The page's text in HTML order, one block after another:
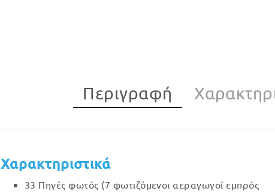
Περιγραφή
Χαρακτηριστικά
33 Πηγές φωτός (7 φωτιζόμενοι αεραγωγοί εμπρός